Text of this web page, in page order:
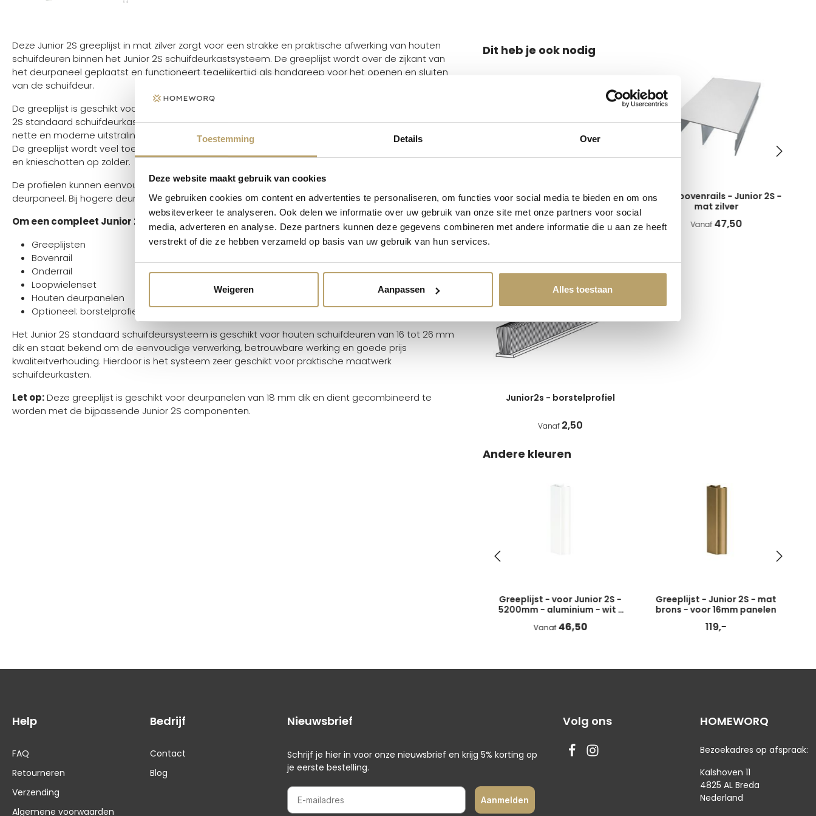
Toestemming Details Over
Deze website maakt gebruik van cookies
We gebruiken cookies om content en advertenties te personaliseren, om functies voor social media te bieden en om ons
websiteverkeer te analyseren. Ook delen we informatie over uw gebruik van onze site met onze partners voor social
media, adverteren en analyse. Deze partners kunnen deze gegevens combineren met andere informatie die u aan ze heeft
verstrekt of die ze hebben verzameld op basis van uw gebruik van hun services.
Weigeren Aanpassen Alles toestaan
Deze Junior 2S greeplijst in mat zilver zorgt voor een strakke en praktische afwerking van houten
schuifdeuren binnen het Junior 2S schuifdeurkastsysteem. De greeplijst wordt over de zijkant van
het deurpaneel geplaatst en functioneert tegelijkertijd als handgreep voor het openen en sluiten
van de schuifdeur.
De greeplijst is geschikt voor houten deurpanelen van 18 mm dik en sluit perfect aan op het Junior
2S standaard schuifdeurkastsysteem. Dankzij de slanke vormgeving krijgt de schuifdeurkast een
nette en moderne uitstraling, zonder uitstekende handgrepen of losse grepen op het deurpaneel.
De greeplijst wordt veel toegepast in schuifdeurkasten, wand tot wand kasten, garderobekasten
en knieschotten op zolder.
De profielen kunnen eenvoudig op maat worden gezaagd en bevestigd worden aan het
deurpaneel. Bij hogere deuren zorgen greeplijsten daarnaast voor extra stevigheid van het paneel.
Om een compleet Junior 2S schuifdeursysteem samen te stellen heb je het volgende nodig
Greeplijsten
Bovenrail
Onderrail
Loopwielenset
Houten deurpanelen
Optioneel: borstelprofielen
Het Junior 2S standaard schuifdeursysteem is geschikt voor houten schuifdeuren van 16 tot 26 mm
dik en staat bekend om de eenvoudige verwerking, betrouwbare werking en goede prijs
kwaliteitverhouding. Hierdoor is het systeem zeer geschikt voor praktische maatwerk
schuifdeurkasten.
Let op:Deze greeplijst is geschikt voor deurpanelen van 18 mm dik en dient gecombineerd te
worden met de bijpassende Junior 2S componenten.
Dit heb je ook nodig
Losse onderrails - Junior 2S -
Vanaf22,75
Losse bovenrails - Junior 2S -
mat zilver
Vanaf47,50
Junior2s - borstelprofiel
Vanaf 2,50
Andere kleuren
Greeplijst - voor Junior 2S -
5200mm - aluminium - wit -
voor 18mm panelen - type a
Vanaf46,50
Greeplijst - Junior 2S - mat
brons - voor 16mm panelen
119,-
Volg ons HOMEWORQ
Bezoekadres op afspraak:
Kalshoven 11
4825 AL Breda
Nederland
Nieuwsbrief
Schrijf je hier in voor onze nieuwsbrief en krijg 5% korting op
je eerste bestelling.
E-mailadres
Aanmelden
Help
FAQ
Retourneren
Verzending
Algemene voorwaarden
Bedrijf
Contact
Blog